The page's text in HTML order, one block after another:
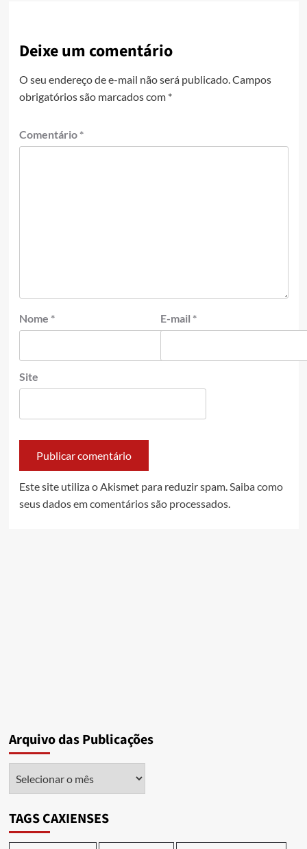
Deixe um comentário
O seu endereço de e-mail não será publicado.Campos
obrigatórios são marcados com *
Comentário *
Nome * E-mail *
Site
Este site utiliza o Akismet para reduzir spam.Saiba como
seus dados em comentários são processados.
Arquivo das Publicações
TAGS CAXIENSES